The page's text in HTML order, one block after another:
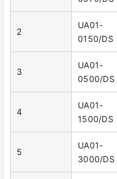
2
UA01-
0150/DS
3
UA01-
0500/DS
4
UA01-
1500/DS
5
UA01-
3000/DS